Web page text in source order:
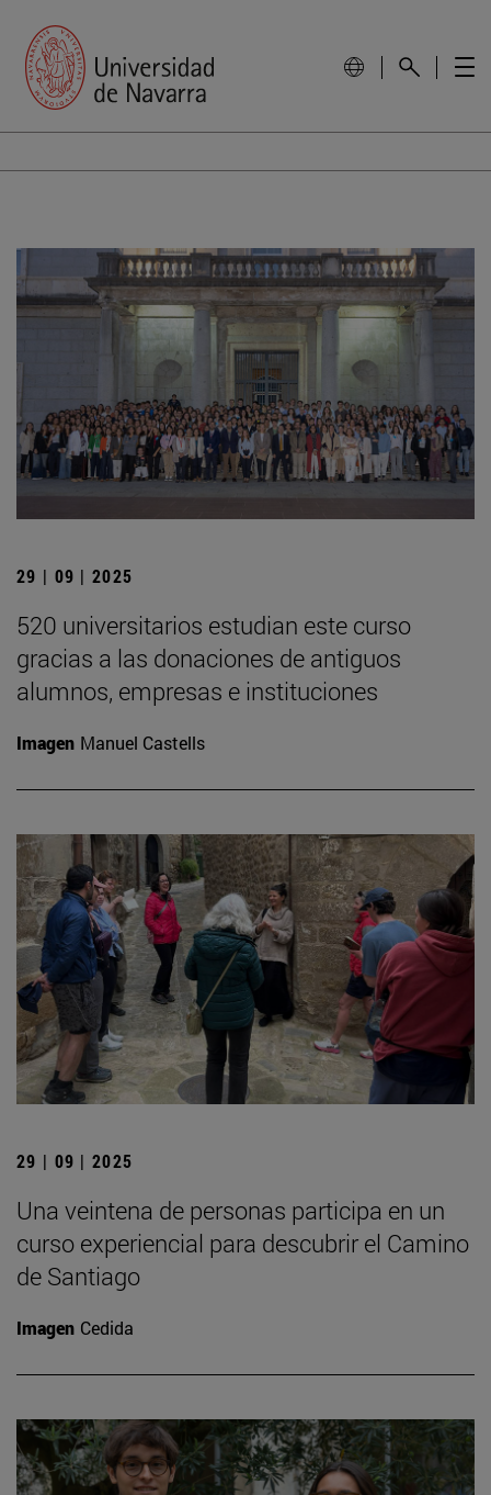
29 | 09 | 2025
520 universitarios estudian este curso
gracias a las donaciones de antiguos
alumnos, empresas e instituciones
Imagen Manuel Castells
29 | 09 | 2025
Una veintena de personas participa en un
curso experiencial para descubrir el Camino
de Santiago
Imagen Cedida